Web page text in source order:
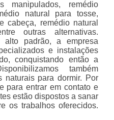
manipulados, remédio
natural para tosse,
cabeça, remédio natural
outras alternativas.
alto padrão, a empresa
e instalações
conquistando então a
também
naturais para dormir. Por
para entrar em contato e
estão dispostos a sanar
os trabalhos oferecidos.